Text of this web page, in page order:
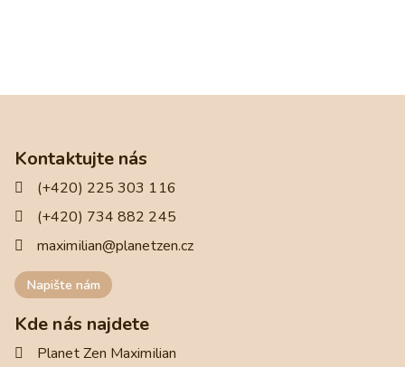
Kontaktujte nás
(+420) 225 303 116
(+420) 734 882 245
maximilian@planetzen.cz
Napište nám
Kde nás najdete
Planet Zen Maximilian